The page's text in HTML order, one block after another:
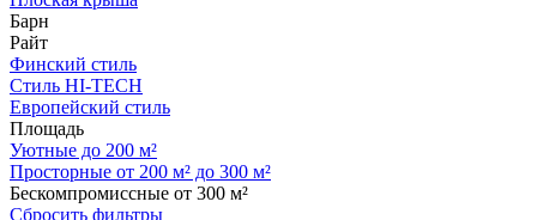
Барн
Райт
Финский стиль
Стиль HI-TECH
Европейский стиль
Площадь
Уютные до 200 м²
Просторные от 200 м² до 300 м²
Бескомпромиссные от 300 м²
Сбросить фильтры